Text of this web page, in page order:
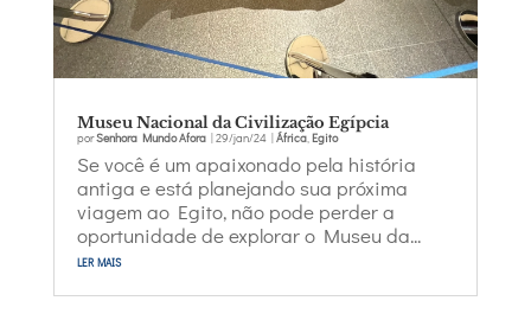
Museu Nacional da Civilização Egípcia
porSenhora Mundo Afora| 29/jan/24| África, Egito
Se você é um apaixonado pela história
antiga e está planejando sua próxima
viagem ao Egito, não pode perder a
oportunidade de explorar o Museu da...
ler mais